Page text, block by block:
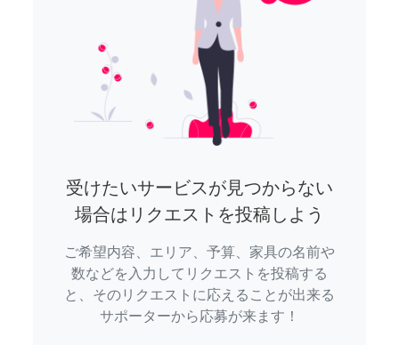
受けたいサービスが見つからない
場合はリクエストを投稿しよう
ご希望内容、エリア、予算、家具の名前や
数などを入力してリクエストを投稿する
と、そのリクエストに応えることが出来る
サポーターから応募が来ます！